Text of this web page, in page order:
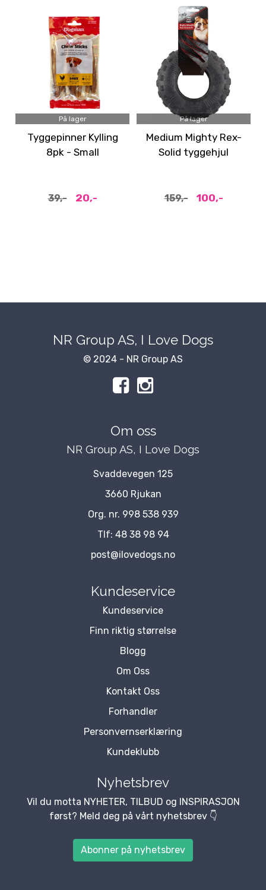
På lager
Tyggepinner Kylling
8pk - Small
39,- 20,-
På lager
Medium Mighty Rex-
Solid tyggehjul
159,- 100,-
NR Group AS, I Love Dogs
© 2024 - NR Group AS
Om oss
NR Group AS, I Love Dogs
Svaddevegen 125
3660 Rjukan
Org. nr. 998 538 939
Tlf: 48 38 98 94
post@ilovedogs.no
Kundeservice
Kundeservice
Finn riktig størrelse
Blogg
Om Oss
Kontakt Oss
Forhandler
Personvernserklæring
Kundeklubb
Nyhetsbrev
Vil du motta NYHETER, TILBUD og INSPIRASJON
først? Meld deg på vårt nyhetsbrev 👇
Abonner på nyhetsbrev